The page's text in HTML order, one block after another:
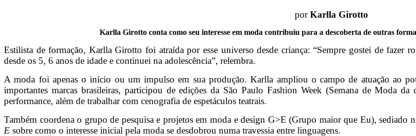
porKarlla Girotto
Karlla Girotto conta como seu interesse em moda contribuiu para a descoberta de outras
Estilista de formação, Karlla Girotto foi atraída por esse universo desde criança: “Sempre gostei de fazer
desde os 5, 6 anos de idade e continuei na adolescência”, relembra.
A moda foi apenas o início ou um impulso em sua produção. Karlla ampliou o campo de atuação ao
importantes marcas brasileiras, participou de edições da São Paulo Fashion Week (Semana de Moda
performance, além de trabalhar com cenografia de espetáculos teatrais.
Também coordena o grupo de pesquisa e projetos em moda e design G>E (Grupo maior que Eu), sediado
E sobre como o interesse inicial pela moda se desdobrou numa travessia entre linguagens.